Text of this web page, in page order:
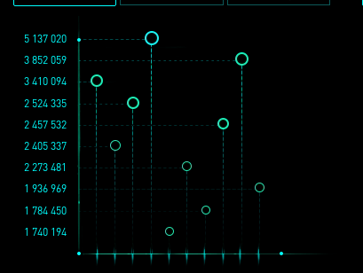
1 936 969
3 852 059
2 457 532
1 784 450
2 273 481
1 740 194
5 137 020
2 524 335
2 405 337
3 410 094